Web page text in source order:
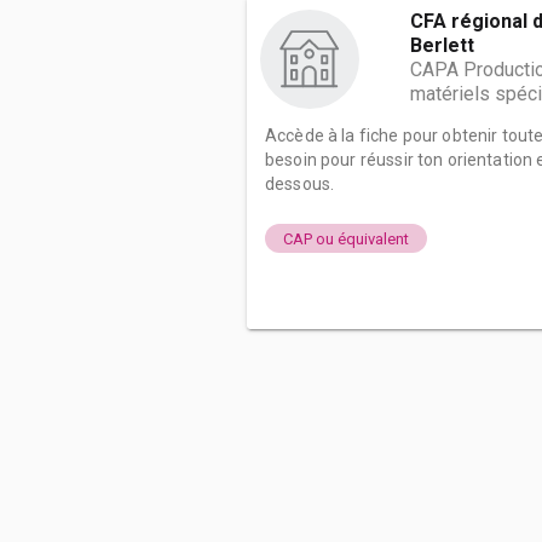
CFA régional
Berlett
CAPA
matériels
Accède à la fiche pour obtenir
besoin pour réussir ton orientation
dessous.
CAP ou équivalent